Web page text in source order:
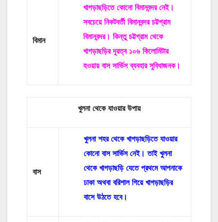
বিমান
খাগড়াছড়িতে কোনো বিমানবন্দর নেই।
সবচেয়ে নিকটবর্তী বিমানবন্দর চট্টগ্রাম
বিমানবন্দর। কিন্তু চট্টগ্রাম থেকে
খাগড়াছড়ির দূরত্ব ১০৬ কিলোমিটার
হওয়ায় বাস সার্ভিস ব্যবহার সুবিধাজনক।
খুলনা থেকে যাওয়ার উপায়
বাস
খুলনা শহর থেকে খাগড়াছড়িতে যাওয়ার
কোনো বাস সার্ভিস নেই। তাই খুলনা
থেকে খাগড়াছড়ি যেতে প্রথমে আপনাকে
ঢাকা অথবা বরিশাল গিয়ে খাগড়াছড়ির
বাসে উঠতে হবে।